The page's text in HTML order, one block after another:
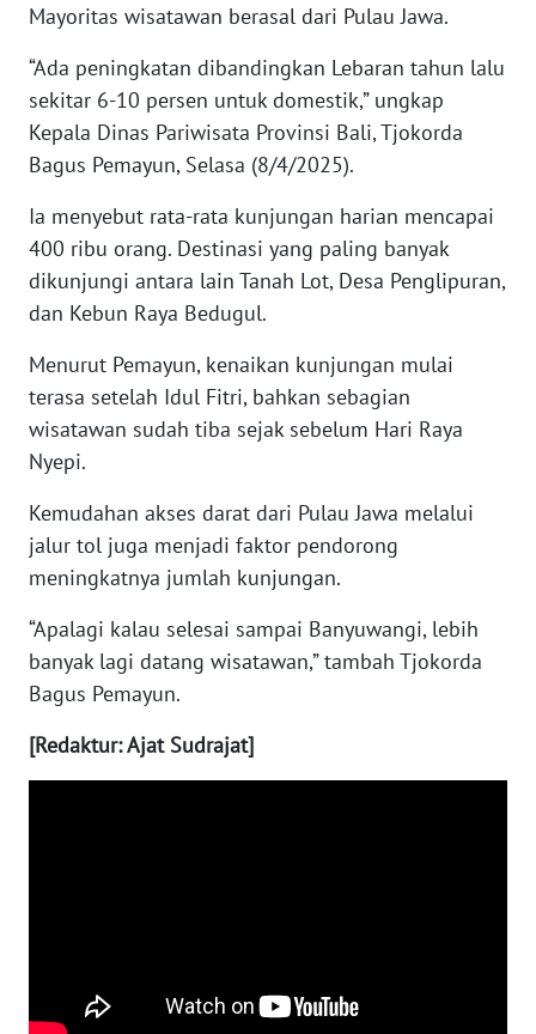
Mayoritas wisatawan berasal dari Pulau Jawa.
“Ada peningkatan dibandingkan Lebaran tahun lalu
sekitar 6-10 persen untuk domestik,” ungkap
Kepala Dinas Pariwisata Provinsi Bali, Tjokorda
Bagus Pemayun, Selasa (8/4/2025).
Ia menyebut rata-rata kunjungan harian mencapai
400 ribu orang. Destinasi yang paling banyak
dikunjungi antara lain Tanah Lot, Desa Penglipuran,
dan Kebun Raya Bedugul.
Menurut Pemayun, kenaikan kunjungan mulai
terasa setelah Idul Fitri, bahkan sebagian
wisatawan sudah tiba sejak sebelum Hari Raya
Nyepi.
Kemudahan akses darat dari Pulau Jawa melalui
jalur tol juga menjadi faktor pendorong
meningkatnya jumlah kunjungan.
“Apalagi kalau selesai sampai Banyuwangi, lebih
banyak lagi datang wisatawan,” tambah Tjokorda
Bagus Pemayun.
[Redaktur: Ajat Sudrajat]
WN
WN
SUMBAR
SUMSEL
WN
BENGKULU
WN
LAMPUNG
WN
WN
NUSANTARA
WN
JOGJA
WN
JATIM
WN
KALTENG